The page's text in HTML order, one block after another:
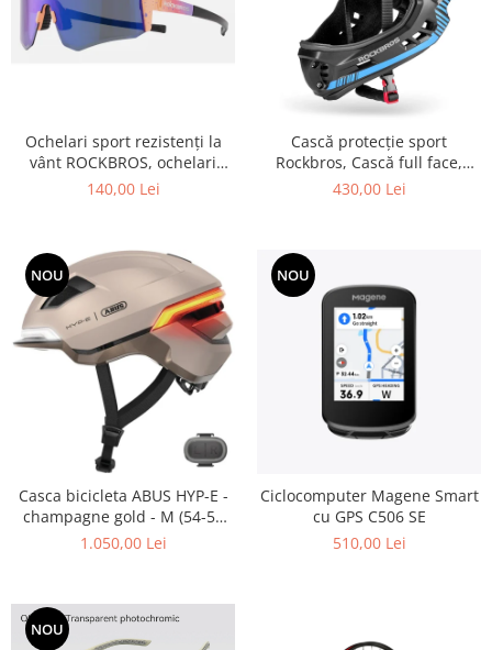
Ochelari sport rezistenți la
vânt ROCKBROS, ochelari
polarizați pentru ciclism,
140,00 Lei
Cască protecție sport
Rockbros, Cască full face,
albastru 55-58 cm
430,00 Lei
NOU
Casca bicicleta ABUS HYP-E -
champagne gold - M (54-58
cm)
1.050,00 Lei
NOU
Ciclocomputer Magene Smart
cu GPS C506 SE
510,00 Lei
NOU